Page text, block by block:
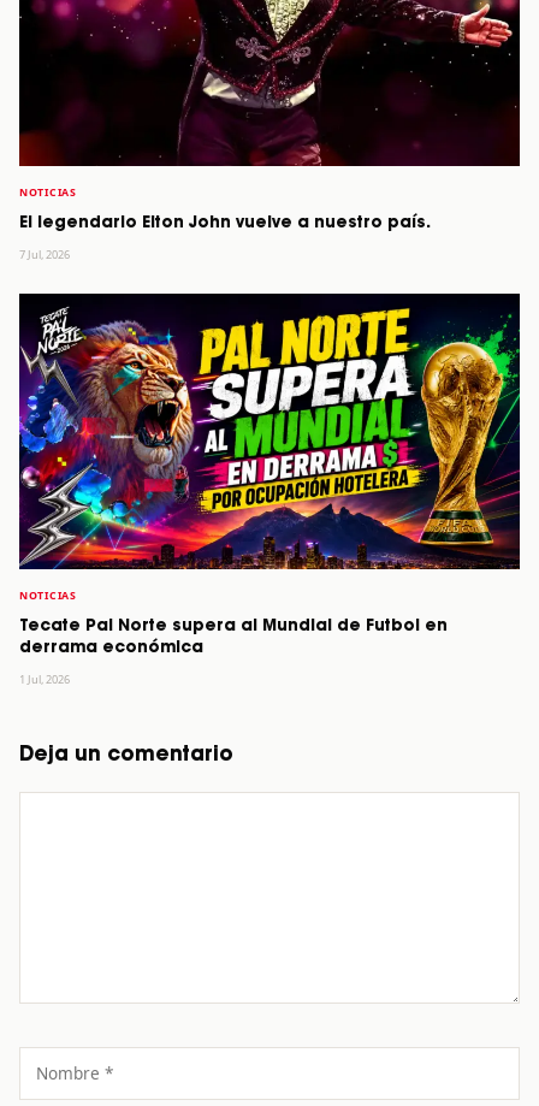
NOTICIAS
El legendario Elton John vuelve a nuestro país.
7 Jul, 2026
NOTICIAS
Tecate Pal Norte supera al Mundial de Futbol en
derrama económica
1 Jul, 2026
Deja un comentario
Comentario
Nombre